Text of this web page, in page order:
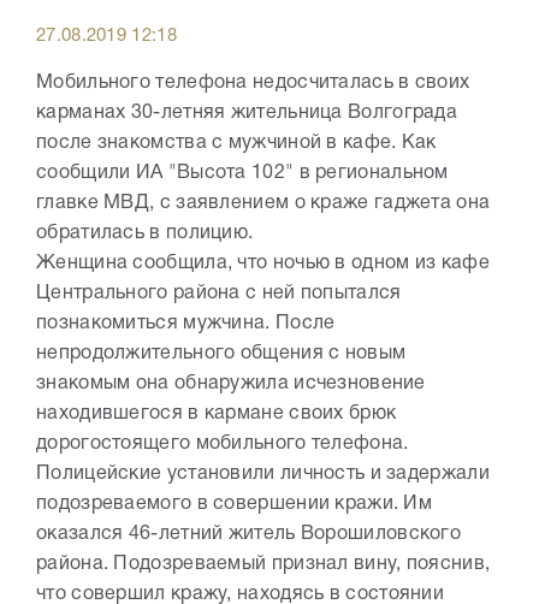
27.08.2019 12:18
Мобильного телефона недосчиталась в своих
карманах 30-летняя жительница Волгограда
после знакомства с мужчиной в кафе. Как
сообщили ИА "Высота 102" в региональном
главке МВД, с заявлением о краже гаджета она
обратилась в полицию.
Женщина сообщила, что ночью в одном из кафе
Центрального района с ней попытался
познакомиться мужчина. После
непродолжительного общения с новым
знакомым она обнаружила исчезновение
находившегося в кармане своих брюк
дорогостоящего мобильного телефона.
Полицейские установили личность и задержали
подозреваемого в совершении кражи. Им
оказался 46-летний житель Ворошиловского
района. Подозреваемый признал вину, пояснив,
что совершил кражу, находясь в состоянии